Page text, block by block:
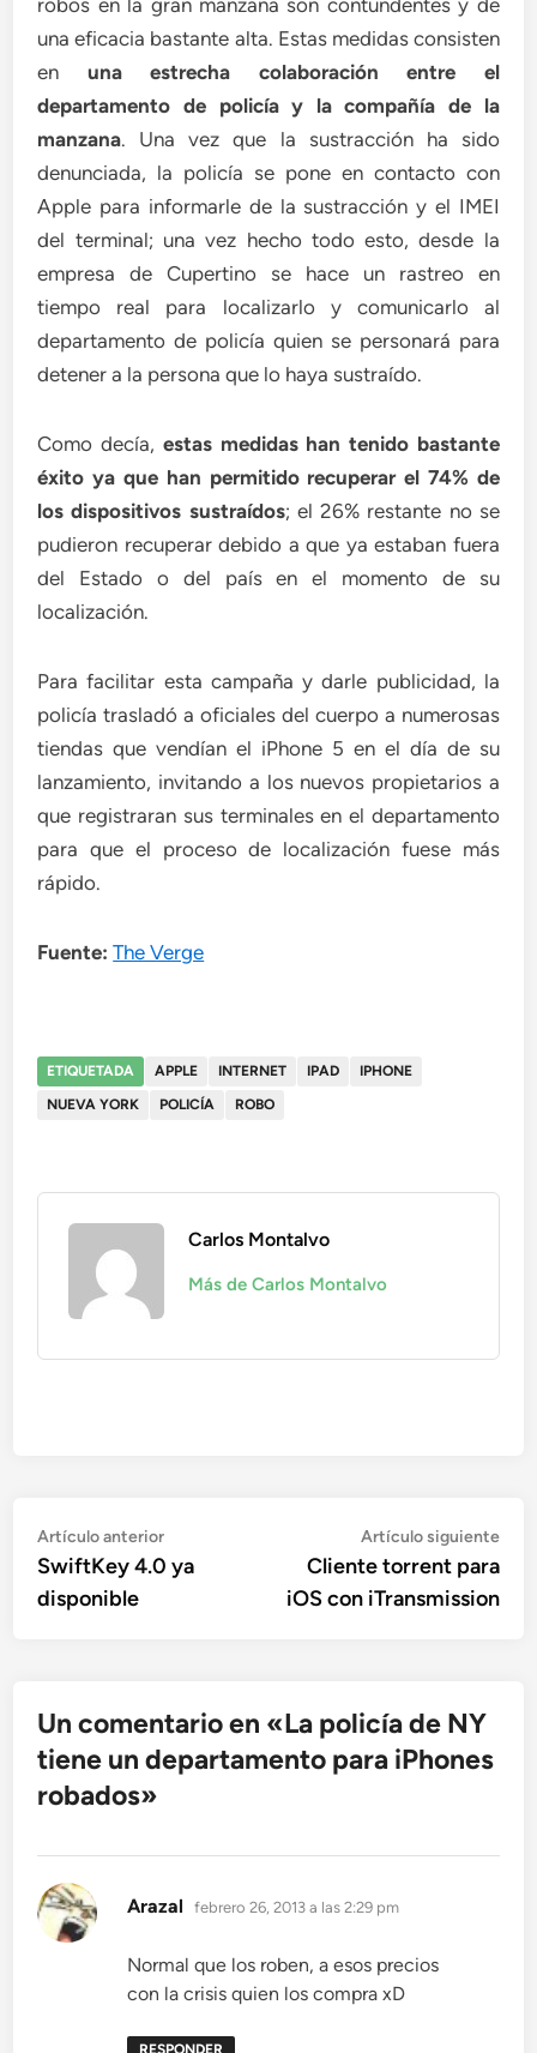
robos en la gran manzana son contundentes y de
una eficacia bastante alta. Estas medidas consisten
en una estrecha colaboración entre el
departamento de policía y la compañía de la
manzana. Una vez que la sustracción ha sido
denunciada, la policía se pone en contacto con
Apple para informarle de la sustracción y el IMEI
del terminal; una vez hecho todo esto, desde la
empresa de Cupertino se hace un rastreo en
tiempo real para localizarlo y comunicarlo al
departamento de policía quien se personará para
detener a la persona que lo haya sustraído.
Como decía, estas medidas han tenido bastante
éxito ya que han permitido recuperar el 74% de
los dispositivos sustraídos; el 26% restante no se
pudieron recuperar debido a que ya estaban fuera
del Estado o del país en el momento de su
localización.
Para facilitar esta campaña y darle publicidad, la
policía trasladó a oficiales del cuerpo a numerosas
tiendas que vendían el iPhone 5 en el día de su
lanzamiento, invitando a los nuevos propietarios a
que registraran sus terminales en el departamento
para que el proceso de localización fuese más
rápido.
Fuente:The Verge
ETIQUETADA APPLE INTERNET IPAD
IPHONE
NUEVA YORK
POLICÍA ROBO
Carlos Montalvo
Más de Carlos Montalvo
Navegación
de
entradas
Artículo anteriorArtículo
anterior:
SwiftKey 4.0 ya
disponible
Artículo siguiente
Cliente torrent para
iOS con iTransmission
Un comentario en «La policía de NY
tiene un departamento para iPhones
robados»
Arazal dice:
febrero 26, 2013 a las 2:29 pm
Normal que los roben, a esos precios
con la crisis quien los compra xD
RESPONDER